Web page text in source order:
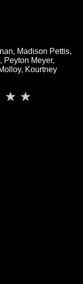
Madison Pettis,
Peyton Meyer,
Kourtney